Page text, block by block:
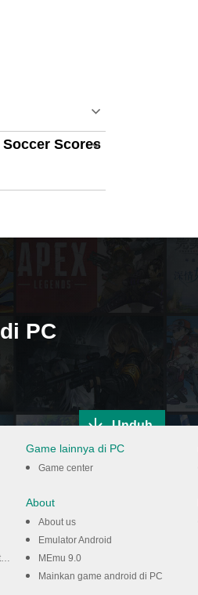
Scores
PC
Unduh
Game lainnya di PC
Game center
About
About us
Emulator Android
MEmu 9.0
Mainkan game android di PC